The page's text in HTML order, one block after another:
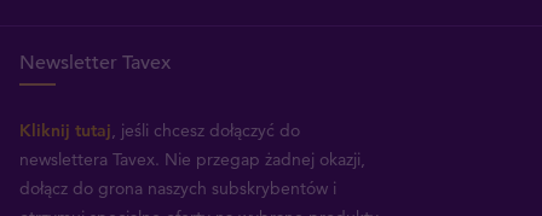
Newsletter Tavex
Kliknij tutaj, jeśli chcesz dołączyć do
newslettera Tavex. Nie przegap żadnej okazji,
dołącz do grona naszych subskrybentów i